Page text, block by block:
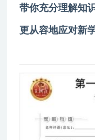
带你充分理解知
更从容地应对新